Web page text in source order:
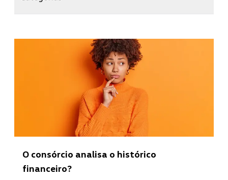
O consórcio analisa o histórico
financeiro?